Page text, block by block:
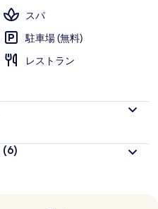
スパ
駐車場 (無料)
レストラン
(6)